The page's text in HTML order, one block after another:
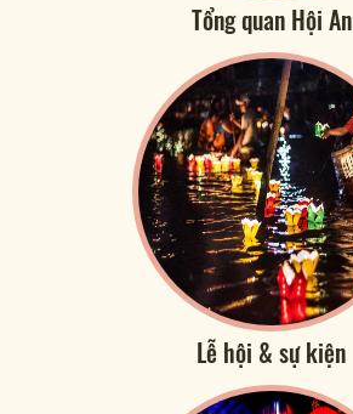
Tổng quan Hội An
Lễ hội & sự kiện